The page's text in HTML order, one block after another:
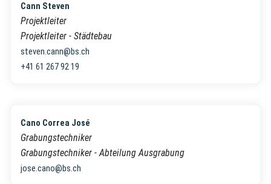
Cann Steven
Projektleiter
Projektleiter - Städtebau
steven.cann@bs.ch
+41 61 267 92 19
Cano Correa José
Grabungstechniker
Grabungstechniker - Abteilung Ausgrabung
jose.cano@bs.ch